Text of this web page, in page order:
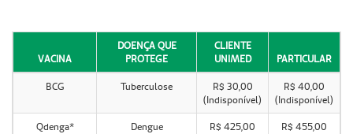
Fale Conosco
ANS
VACINA
DOENÇA QUE
PROTEGE
CLIENTE
UNIMED
PARTICULAR
BCG Tuberculose
R$ 30,00
(Indisponível)
R$ 40,00
(Indisponível)
Qdenga* Dengue R$ 425,00 R$ 455,00